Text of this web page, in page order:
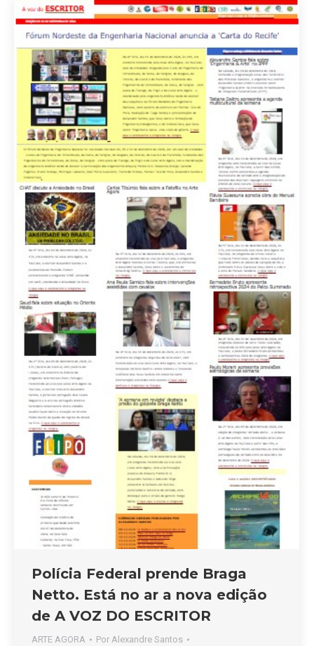
Polícia Federal prende Braga
Netto. Está no ar a nova edição
de A VOZ DO ESCRITOR
ARTE AGORA Por Alexandre Santos